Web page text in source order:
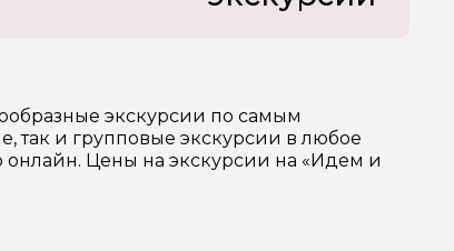
экскурсии по самым
так и групповые экскурсии в любое
онлайн. Цены на экскурсии на «Идем и